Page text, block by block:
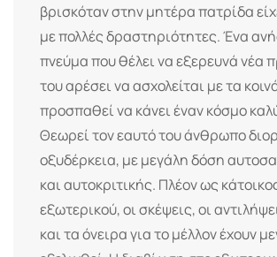
βρισκόταν στην μητέρα πατρίδα
με πολλές δραστηριότητες. Ένα
πνεύμα που θέλει να εξερευνά νέα
του αρέσει να ασχολείται με τα
προσπαθεί να κάνει έναν κόσμο
Θεωρεί τον εαυτό του άνθρωπο
οξυδέρκεια, με μεγάλη δόση
και αυτοκριτικής. Πλέον ως
εξωτερικού, οι σκέψεις, οι
και τα όνειρα για το μέλλον έχουν